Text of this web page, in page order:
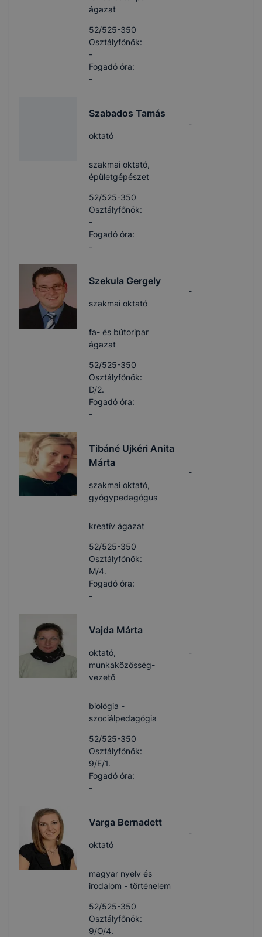
ágazat
52/525-350
Osztályfőnök:
-
Fogadó óra:
-
Szabados Tamás
oktató
szakmai oktató,
épületgépészet
-
52/525-350
Osztályfőnök:
-
Fogadó óra:
-
Szekula Gergely
szakmai oktató
fa- és bútoripar
ágazat
-
52/525-350
Osztályfőnök:
D/2.
Fogadó óra:
-
Tibáné Ujkéri Anita
Márta
szakmai oktató,
gyógypedagógus
kreatív ágazat
-
52/525-350
Osztályfőnök:
M/4.
Fogadó óra:
-
Vajda Márta
oktató,
munkaközösség-
vezető
biológia -
szociálpedagógia
-
52/525-350
Osztályfőnök:
9/E/1.
Fogadó óra:
-
Varga Bernadett
oktató
magyar nyelv és
irodalom - történelem
-
52/525-350
Osztályfőnök:
9/O/4.